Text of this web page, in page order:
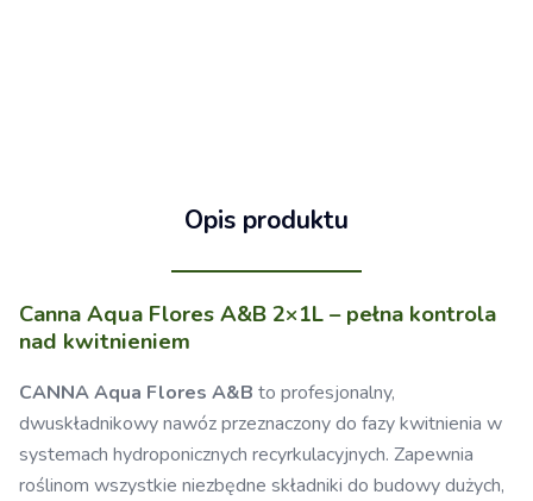
Opis produktu
Canna Aqua Flores A&B 2×1L – pełna kontrola
nad kwitnieniem
CANNA Aqua Flores A&B to profesjonalny,
dwuskładnikowy nawóz przeznaczony do fazy kwitnienia w
systemach hydroponicznych recyrkulacyjnych. Zapewnia
roślinom wszystkie niezbędne składniki do budowy dużych,